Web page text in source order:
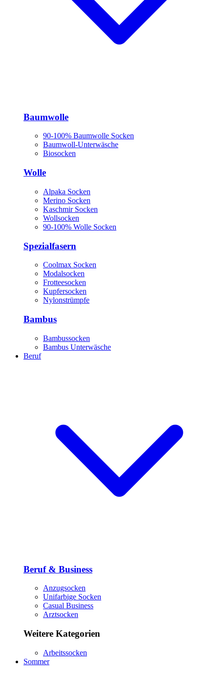
Baumwolle
90-100% Baumwolle Socken
Baumwoll-Unterwäsche
Biosocken
Wolle
Alpaka Socken
Merino Socken
Kaschmir Socken
Wollsocken
90-100% Wolle Socken
Spezialfasern
Coolmax Socken
Modalsocken
Frotteesocken
Kupfersocken
Nylonstrümpfe
Bambus
Bambussocken
Bambus Unterwäsche
Beruf
Beruf & Business
Anzugsocken
Unifarbige Socken
Casual Business
Arztsocken
Weitere Kategorien
Arbeitssocken
Sommer